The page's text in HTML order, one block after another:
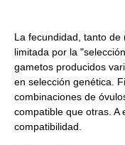
La fecundidad, tanto
limitada por la
gametos producidos
en selección genética.
combinaciones de
compatible que otras. A
compatibilidad.